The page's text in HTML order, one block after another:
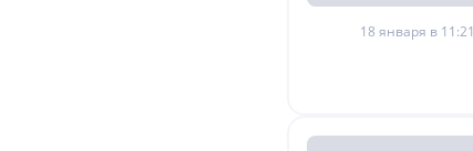
18 января в 11:21